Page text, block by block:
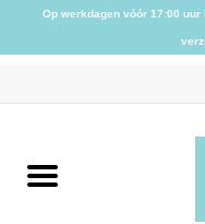
Home
Op werkdagen vóór 17:00 uur